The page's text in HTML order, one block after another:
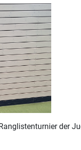
der